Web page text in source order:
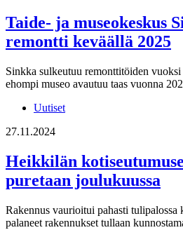
Taide- ja museokeskus
remontti keväällä 2025
Sinkka sulkeutuu remonttitöiden vuoksi
ehompi museo avautuu taas vuonna
Uutiset
27.11.2024
Heikkilän
puretaan joulukuussa
Rakennus vaurioitui pahasti tulipalossa
palaneet rakennukset tullaan